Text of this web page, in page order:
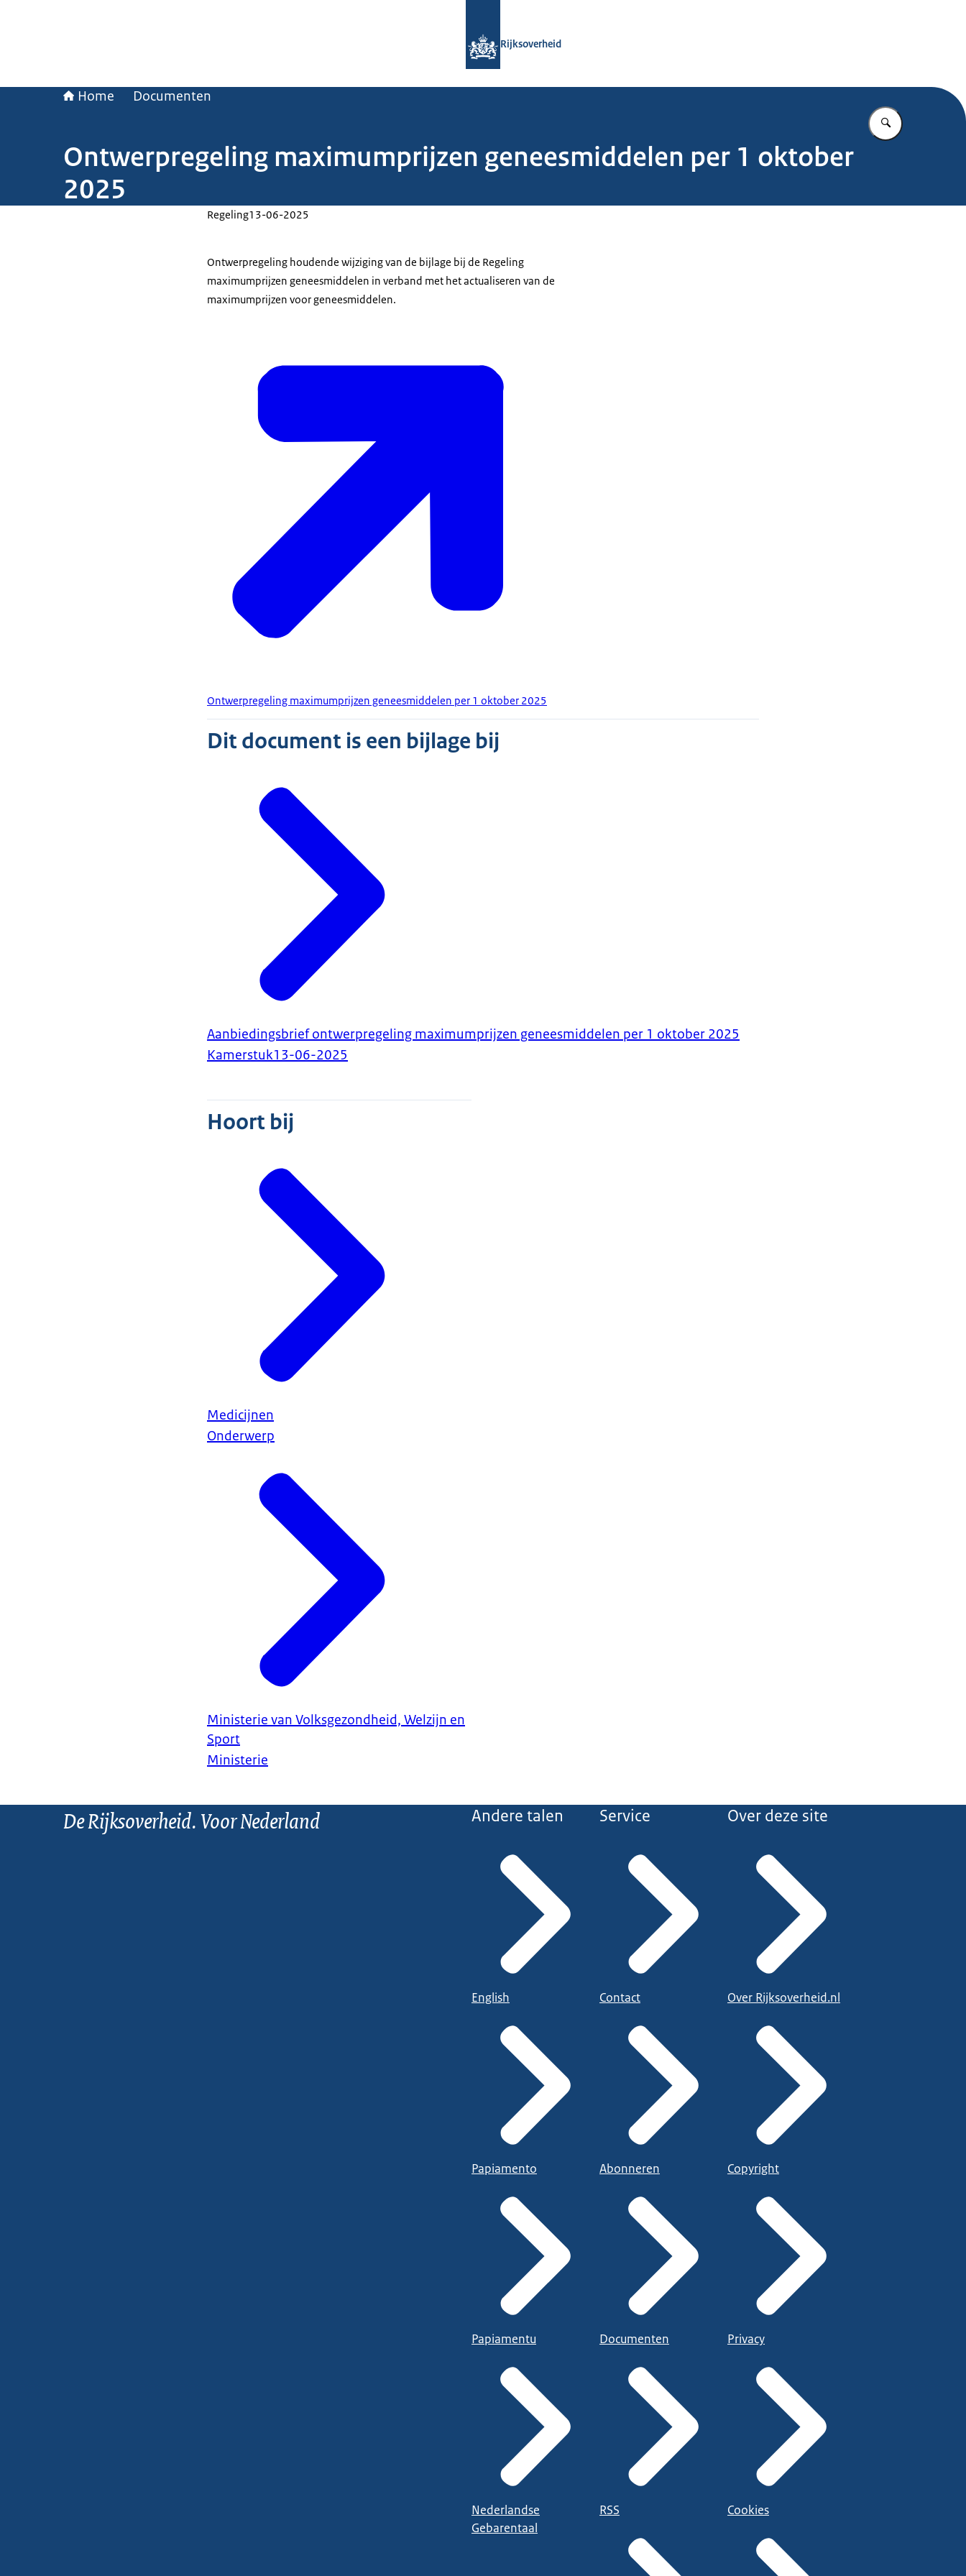
Rijksoverheid
Home Documenten
Vul in wat u
Ontwerpregeling maximumprijzen geneesmiddelen per 1 oktober
2025
Regeling13-06-2025
Ontwerpregeling houdende wijziging van de bijlage bij de Regeling
maximumprijzen geneesmiddelen in verband met het actualiseren van de
maximumprijzen voor geneesmiddelen.
Ontwerpregeling maximumprijzen geneesmiddelen per 1 oktober 2025
Dit document is een bijlage bij
Aanbiedingsbrief ontwerpregeling maximumprijzen geneesmiddelen per 1 oktober 2025
Kamerstuk13-06-2025
Hoort bij
Medicijnen
Onderwerp
Ministerie van Volksgezondheid, Welzijn en
Sport
Ministerie
De Rijksoverheid. Voor Nederland Andere talen
English
Papiamento
Papiamentu
Nederlandse
Gebarentaal
Service
Contact
Abonneren
Documenten
RSS
Over deze site
Over Rijksoverheid.nl
Copyright
Privacy
Cookies